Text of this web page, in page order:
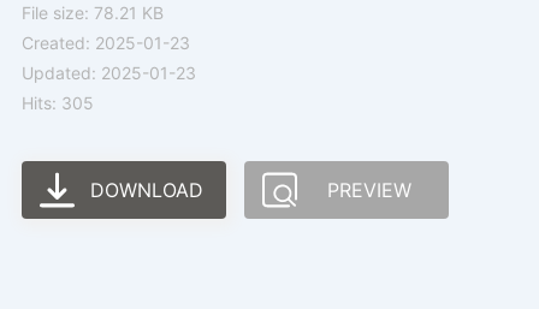
File size: 78.21 KB
Created: 2025-01-23
Updated: 2025-01-23
Hits: 305
DOWNLOAD PREVIEW